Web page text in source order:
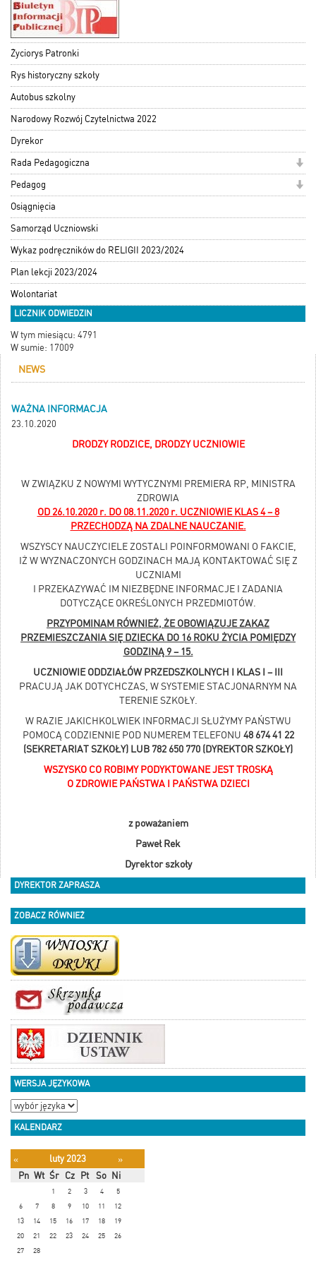
Życiorys Patronki
Rys historyczny szkoły
Autobus szkolny
Narodowy Rozwój Czytelnictwa 2022
Dyrekor
Rada Pedagogiczna
Pedagog
Osiągnięcia
Samorząd Uczniowski
Wykaz podręczników do RELIGII 2023/2024
Plan lekcji 2023/2024
Wolontariat
LICZNIK ODWIEDZIN
W tym miesiącu: 4791
W sumie: 17009
NEWS
WAŻNA INFORMACJA
23.10.2020
DRODZY RODZICE, DRODZY UCZNIOWIE
W ZWIĄZKU Z NOWYMI WYTYCZNYMI PREMIERA RP, MINISTRA
ZDROWIA
OD 26.10.2020 r. DO 08.11.2020 r. UCZNIOWIE KLAS 4 – 8
PRZECHODZĄ NA ZDALNE NAUCZANIE.
WSZYSCY NAUCZYCIELE ZOSTALI POINFORMOWANI O FAKCIE,
IŻ W WYZNACZONYCH GODZINACH MAJĄ KONTAKTOWAĆ SIĘ Z
UCZNIAMI
I PRZEKAZYWAĆ IM NIEZBĘDNE INFORMACJE I ZADANIA
DOTYCZĄCE OKREŚLONYCH PRZEDMIOTÓW.
PRZYPOMINAM RÓWNIEŻ, ŻE OBOWIĄZUJE ZAKAZ
PRZEMIESZCZANIA SIĘ DZIECKA DO 16 ROKU ŻYCIA POMIĘDZY
GODZINĄ 9 – 15.
UCZNIOWIE ODDZIAŁÓW PRZEDSZKOLNYCH I KLAS I – III
PRACUJĄ JAK DOTYCHCZAS, W SYSTEMIE STACJONARNYM NA
TERENIE SZKOŁY.
W RAZIE JAKICHKOLWIEK INFORMACJI SŁUŻYMY PAŃSTWU
POMOCĄ CODZIENNIE POD NUMEREM TELEFONU 48 674 41 22
(SEKRETARIAT SZKOŁY) LUB 782 650 770 (DYREKTOR SZKOŁY)
WSZYSKO CO ROBIMY PODYKTOWANE JEST TROSKĄ
O ZDROWIE PAŃSTWA I PAŃSTWA DZIECI
z poważaniem
Paweł Rek
Dyrektor szkoły
DYREKTOR ZAPRASZA
ZOBACZ RÓWNIEŻ
WERSJA JĘZYKOWA
KALENDARZ
« luty 2023
»
Pn Wt Śr Cz Pt So Ni
1 2 3 4
5
6
7 8 9 10 11
12
13
14 15 16 17 18
19
20
21 22 23 24 25
26
27
28